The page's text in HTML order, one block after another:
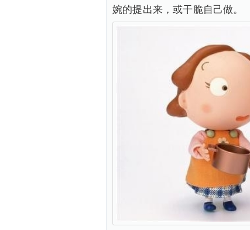
婉的提出来，或干脆自己做。